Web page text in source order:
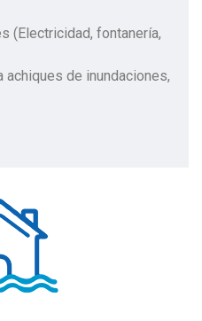
(Electricidad, fontanería,
de inundaciones,